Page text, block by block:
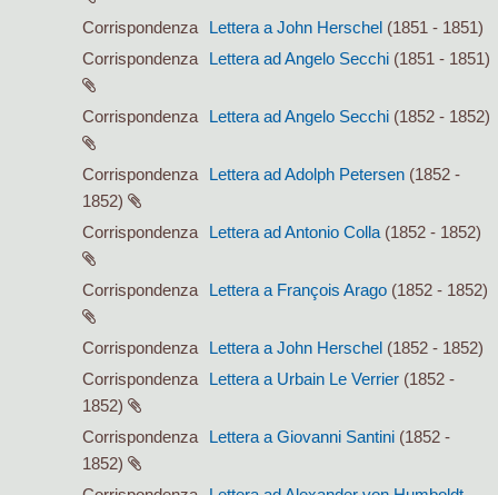
Corrispondenza Lettera a John Herschel (1851 - 1851)
Corrispondenza
Lettera ad Angelo Secchi (1851 - 1851)
Corrispondenza Lettera ad Angelo Secchi (1852 - 1852)
Corrispondenza Lettera ad Adolph Petersen (1852 -
1852)
Corrispondenza
Lettera ad Antonio Colla (1852 - 1852)
Corrispondenza Lettera a François Arago (1852 - 1852)
Corrispondenza Lettera a John Herschel (1852 - 1852)
Corrispondenza
Lettera a Urbain Le Verrier (1852 -
1852)
Corrispondenza
Lettera a Giovanni Santini (1852 -
1852)